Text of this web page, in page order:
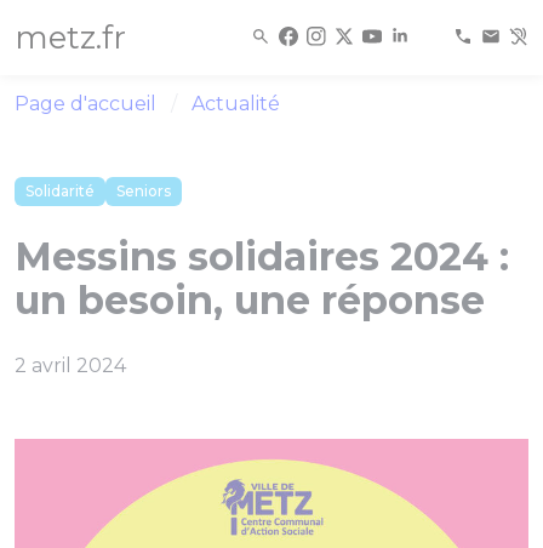
metz.fr
Page d'accueil Actualité
Solidarité Seniors
Messins solidaires 2024 :
un besoin, une réponse
2 avril 2024